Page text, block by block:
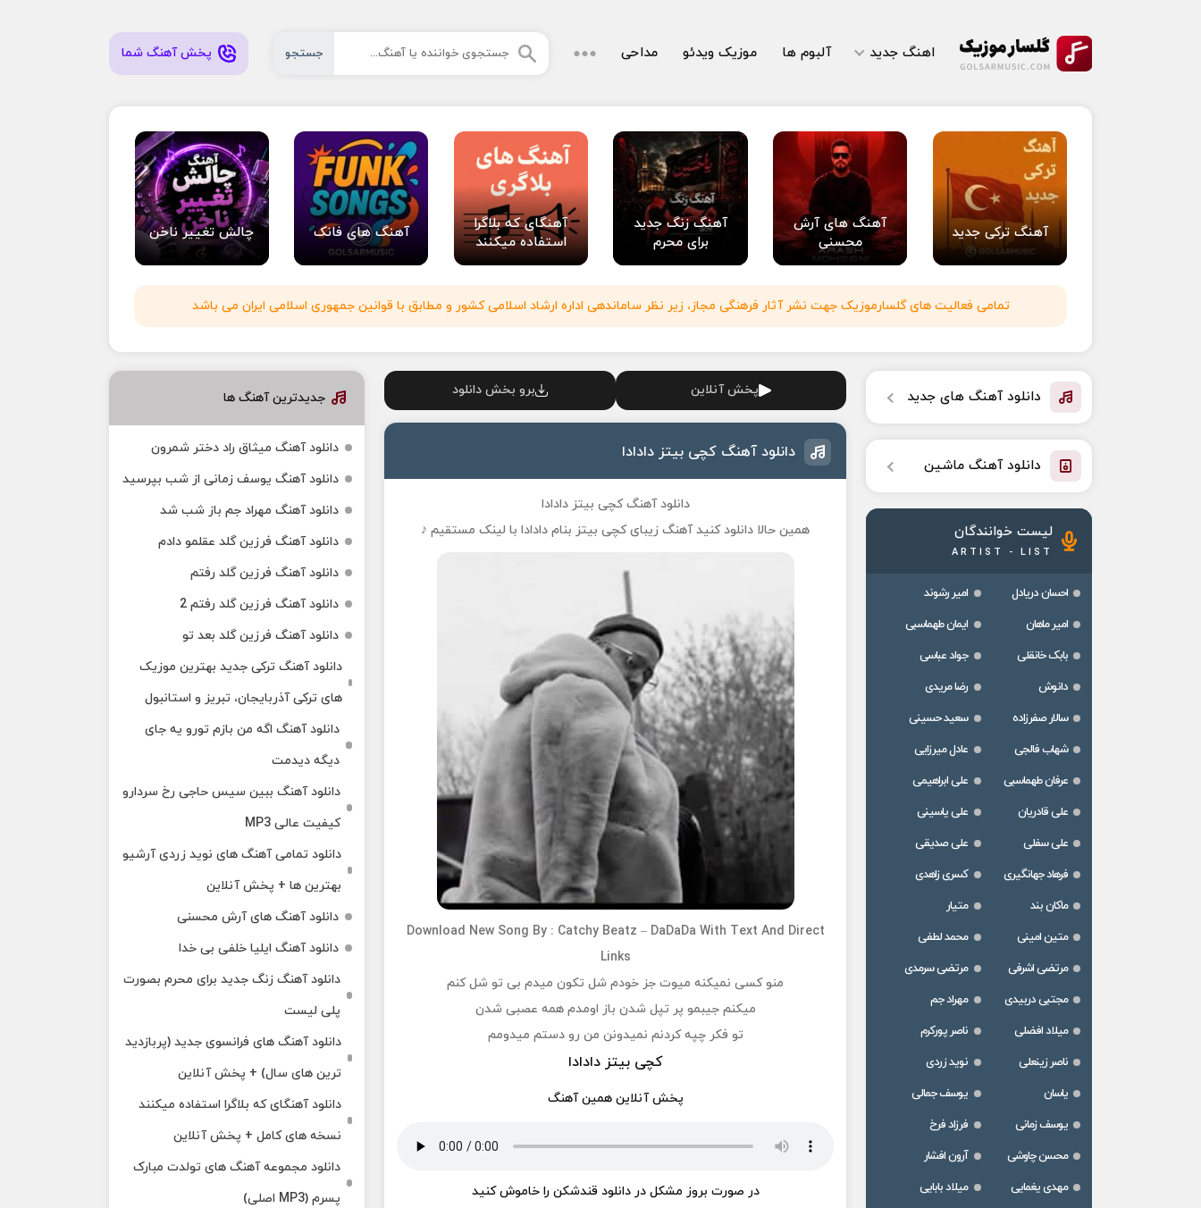
اهنگ جدید آلبوم ها موزیک ویدئو مداحی جستجو پخش آهنگ شما
آهنگ ترکی جدید
آهنگ های آرش
محسنی
آهنگ زنگ جدید
برای محرم
آهنگای که بلاگرا
استفاده میکنند
آهنگ های فانک چالش تغییر ناخن
تمامی فعالیت های گلسارموزیک جهت نشر آثار فرهنگی مجاز، زیر نظر ساماندهی اداره ارشاد اسلامی کشور و مطابق با قوانین جمهوری اسلامی ایران می باشد
پخش آنلاین برو بخش دانلود
دانلود آهنگ کچی بیتز دادادا
دانلود آهنگ کچی بیتز دادادا
همین حالا دانلود کنید آهنگ زیبایکچی بیتز بنام دادادا با لینک مستقیم ♪
Download New Song By : Catchy Beatz – DaDaDa With Text And Direct
Links
منو کسی نمیکنه میوت جز خودم شل تکون میدم بی تو شل کنم
میکنم جیبمو پر تپل شدن باز اومدم همه عصبی شدن
تو فکر چپه کردنم نمیدونن من رو دستم میدومم
کچی بیتز دادادا
پخش آنلاین همین آهنگ
در صورت بروز مشکل در دانلود قندشکن را خاموش کنید
دانلود آهنگ های جدید
دانلود آهنگ ماشین
لیست خوانندگان
ARTIST - LIST
احسان دریادل
امیر رشوند
امیر ماهان
ایمان طهماسبی
بابک خانقلی
جواد عباسی
دانوش
رضا مریدی
سالار صفرزاده
سعید حسینی
شهاب فالجی
عادل میرزایی
عرفان طهماسبی
علی ابراهیمی
علی قادریان
علی یاسینی
علی سفلی
علی صدیقی
فرهاد جهانگیری
کسری زاهدی
ماکان بند
متیار
متین امینی
محمد لطفی
مرتضی اشرفی
مرتضی سرمدی
مجتبی دربیدی
مهراد جم
میلاد افضلی
ناصر پورکرم
ناصر زینعلی
نوید زردی
یاسان
یوسف جمالی
یوسف زمانی
فرزاد فرخ
محسن چاوشی
آرون افشار
مهدی یغمایی
میلاد بابایی
جدیدترین آهنگ ها
دانلود آهنگ میثاق راد دختر شمرون
دانلود آهنگ یوسف زمانی از شب بپرسید
دانلود آهنگ مهراد جم باز شب شد
دانلود آهنگ فرزین گلد عقلمو دادم
دانلود آهنگ فرزین گلد رفتم
دانلود آهنگ فرزین گلد رفتم 2
دانلود آهنگ فرزین گلد بعد تو
دانلود آهنگ ترکی جدید بهترین موزیک‌
های ترکی آذربایجان، تبریز و استانبول
دانلود آهنگ اگه من بازم تورو یه جای
دیگه دیدمت
دانلود آهنگ ببین سیس حاجی رخ سردارو
کیفیت عالی MP3
دانلود تمامی آهنگ های نوید زردی آرشیو
بهترین ها + پخش آنلاین
دانلود آهنگ های آرش محسنی
دانلود آهنگ ایلیا خلفی بی خدا
دانلود آهنگ زنگ جدید برای محرم بصورت
پلی لیست
دانلود آهنگ های فرانسوی جدید (پربازدید
ترین های سال) + پخش آنلاین
دانلود آهنگای که بلاگرا استفاده میکنند
نسخه های کامل + پخش آنلاین
دانلود مجموعه آهنگ های تولدت مبارک
پسرم (MP3 اصلی)